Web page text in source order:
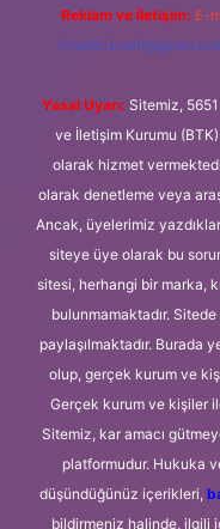
Reklam ve İletişim: E-
Yasal Uyarı: Sitemiz,
ve İletişim Kurumu (BTK)
olarak hizmet
olarak denetleme veya
Ancak, üyelerimiz
siteye üye olarak bu
sitesi, herhangi bir marka,
bulunmamaktadır. Sitede
paylaşılmaktadır. Burada
olup, gerçek kurum ve
Gerçek kurum ve kişiler
Sitemiz, kar amacı
platformudur. Hukuka
düşündüğünüz içerikleri,
bildirmeniz halinde, ilgili